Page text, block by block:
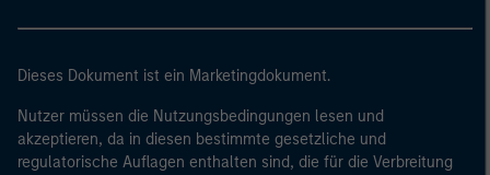
Dieses Dokument ist ein Marketingdokument.
Nutzer müssen die Nutzungsbedingungen lesen und
akzeptieren, da in diesen bestimmte gesetzliche und
regulatorische Auflagen enthalten sind, die für die Verbreitung